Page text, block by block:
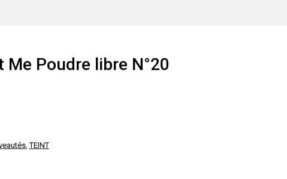
Me Poudre libre N°20
,TEINT